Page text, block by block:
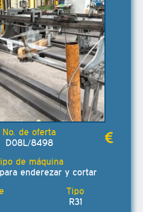
D08L/8498
enderezar y cortar
R31